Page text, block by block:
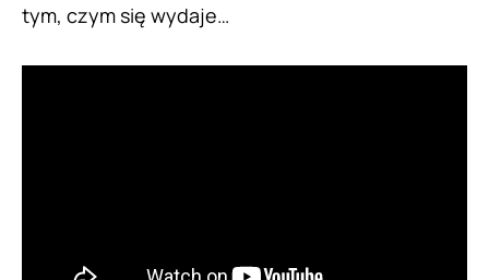
tym, czym się wydaje…